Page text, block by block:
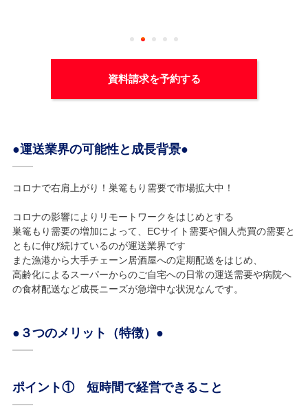
資料請求を予約する
●運送業界の可能性と成長背景●
コロナで右肩上がり！巣篭もり需要で市場拡大中！
コロナの影響によりリモートワークをはじめとする
巣篭もり需要の増加によって、ECサイト需要や個人売買の需要と
ともに伸び続けているのが運送業界です
また漁港から大手チェーン居酒屋への定期配送をはじめ、
高齢化によるスーパーからのご自宅への日常の運送需要や病院へ
の食材配送など成長ニーズが急増中な状況なんです。
●３つのメリット（特徴）●
ポイント① 短時間で経営できること